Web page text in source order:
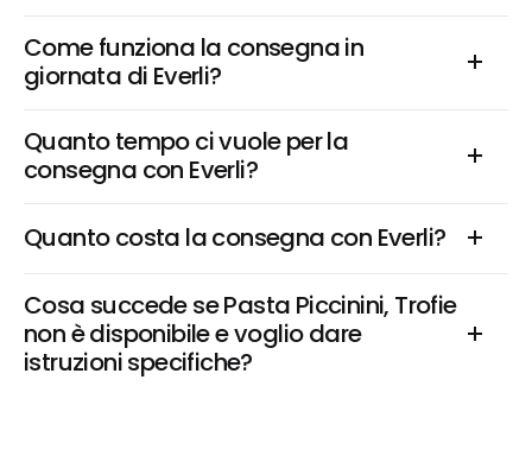
Come funziona la consegna in
giornata di Everli?
Quanto tempo ci vuole per la
consegna con Everli?
Quanto costa la consegna con Everli?
Cosa succede se Pasta Piccinini, Trofie
non è disponibile e voglio dare
istruzioni specifiche?